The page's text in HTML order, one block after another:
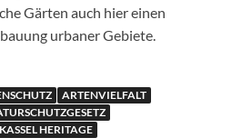
Gärten auch hier einen
urbaner Gebiete.
ARTENVIELFALT
HERITAGE